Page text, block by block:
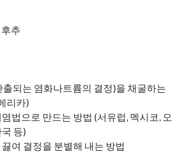
추
되는 염화나트륨의 결정)을 채굴하는
리카)
법으로 만드는 방법 (서유럽, 멕시코, 오
등)
여 결정을 분별해 내는 방법